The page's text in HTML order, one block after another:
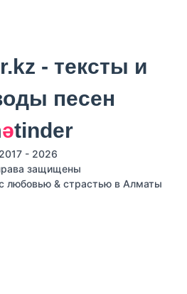
әtinder
2017 - 2026
защищены
любовью & страстью в Алматы